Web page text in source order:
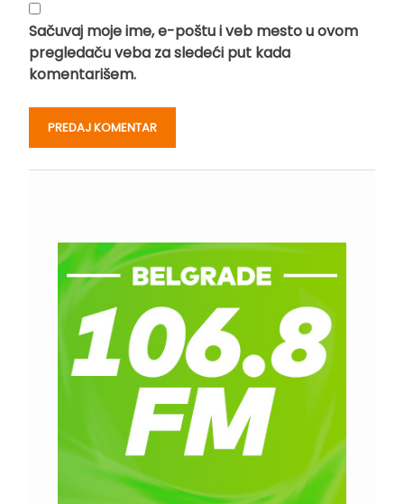
Sačuvaj moje ime, e-poštu i veb mesto u ovom
pregledaču veba za sledeći put kada
komentarišem.